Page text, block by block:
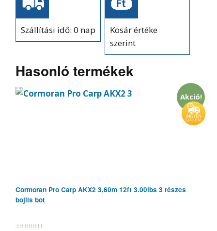
Szállítási idő: 0 nap
Kosár értéke
szerint
Hasonló termékek
Akció!
Cormoran Pro Carp AKX2 3,60m 12ft 3.00lbs 3 részes
bojlis bot
30 000Ft